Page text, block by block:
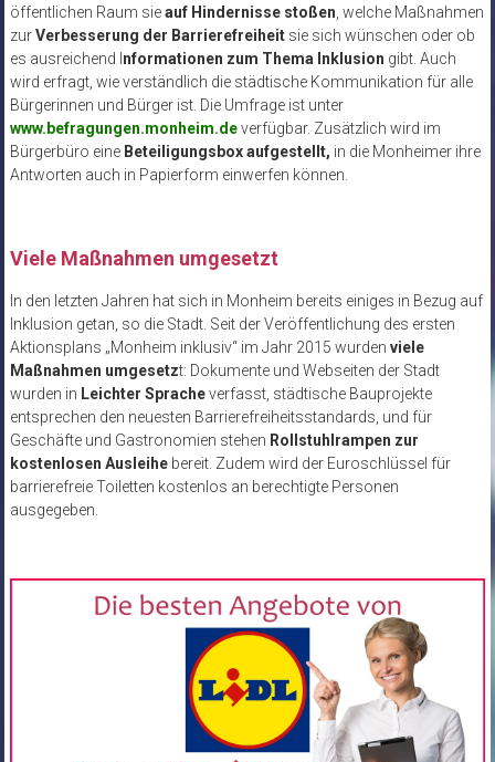
öffentlichen Raum sieauf Hindernisse stoßen, welche Maßnahmen
zurVerbesserung der Barrierefreiheitsie sich wünschen oder ob
es ausreichend I nformationen zum Thema Inklusion gibt. Auch
wird erfragt, wie verständlich die städtische Kommunikation für alle
Bürgerinnen und Bürger ist. Die Umfrage ist unter
www.befragungen.monheim.deverfügbar. Zusätzlich wird im
Bürgerbüro eine Beteiligungsbox aufgestellt, in die Monheimer ihre
Antworten auch in Papierform einwerfen können.
Viele Maßnahmen umgesetzt
In den letzten Jahren hat sich in Monheim bereits einiges in Bezug auf
Inklusion getan, so die Stadt. Seit der Veröffentlichung des ersten
Aktionsplans „Monheim inklusiv“ im Jahr 2015 wurden viele
Maßnahmen umgesetzt: Dokumente und Webseiten der Stadt
wurden in Leichter Spracheverfasst, städtische Bauprojekte
entsprechen den neuesten Barrierefreiheitsstandards, und für
Geschäfte und Gastronomien stehen Rollstuhlrampen zur
kostenlosen Ausleihebereit. Zudem wird der Euroschlüssel für
barrierefreie Toiletten kostenlos an berechtigte Personen
ausgegeben.